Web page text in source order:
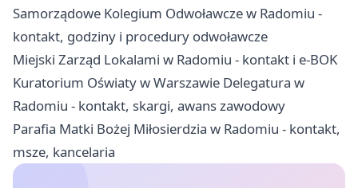
Samorządowe Kolegium Odwoławcze w Radomiu -
kontakt, godziny i procedury odwoławcze
Miejski Zarząd Lokalami w Radomiu - kontakt i e-BOK
Kuratorium Oświaty w Warszawie Delegatura w
Radomiu - kontakt, skargi, awans zawodowy
Parafia Matki Bożej Miłosierdzia w Radomiu - kontakt,
msze, kancelaria